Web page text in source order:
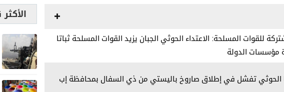
للقوات المسلحة: الاعتداء الحوثي الجبان يزيد القوات المسلحة ثباتا
مؤسسات الدولة
الحوثي تفشل في إطلاق صاروخ باليستي من ذي السفال بمحافظة إب